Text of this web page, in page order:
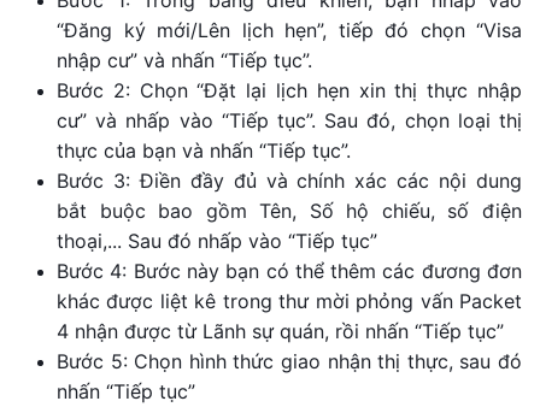
“Đăng ký mới/Lên lịch hẹn”, tiếp đó chọn “Visa
nhập cư” và nhấn “Tiếp tục”.
Bước 2: Chọn “Đặt lại lịch hẹn xin thị thực nhập
cư” và nhấp vào “Tiếp tục”. Sau đó, chọn loại thị
thực của bạn và nhấn “Tiếp tục”.
Bước 3: Điền đầy đủ và chính xác các nội dung
bắt buộc bao gồm Tên, Số hộ chiếu, số điện
thoại,... Sau đó nhấp vào “Tiếp tục”
Bước 4: Bước này bạn có thể thêm các đương đơn
khác được liệt kê trong thư mời phỏng vấn Packet
4 nhận được từ Lãnh sự quán, rồi nhấn “Tiếp tục”
Bước 5: Chọn hình thức giao nhận thị thực, sau đó
nhấn “Tiếp tục”